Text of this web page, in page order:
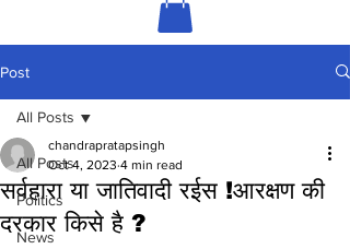
Post
All Posts
Politics
News
All Posts
सर्वहारा या जातिवादी रईस !आरक्षण की
दरकार किसे है ?
chandrapratapsingh
Oct 4, 2023 4 min read